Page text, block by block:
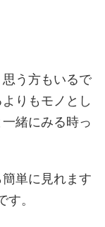
う方もいるで
りもモノとし
緒にみる時っ
単に見れます
。